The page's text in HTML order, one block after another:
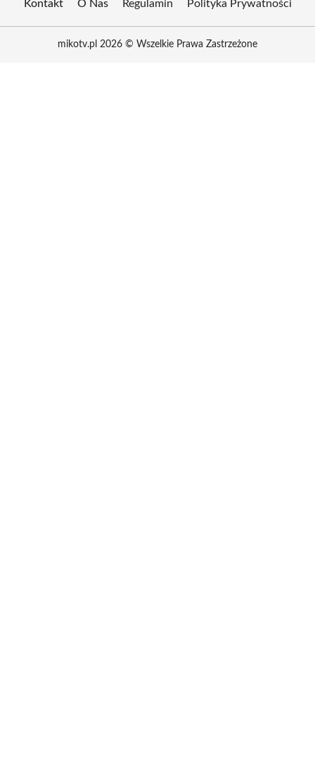
Kontakt O Nas Regulamin Polityka Prywatności
mikotv.pl 2026 © Wszelkie Prawa Zastrzeżone